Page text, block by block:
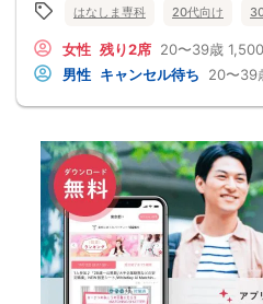
はなしま専科 20代向け
女性 残り2席 20〜39歳
男性 キャンセル待ち 20〜39